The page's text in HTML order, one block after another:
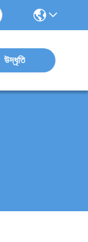
উদ্ধৃতি